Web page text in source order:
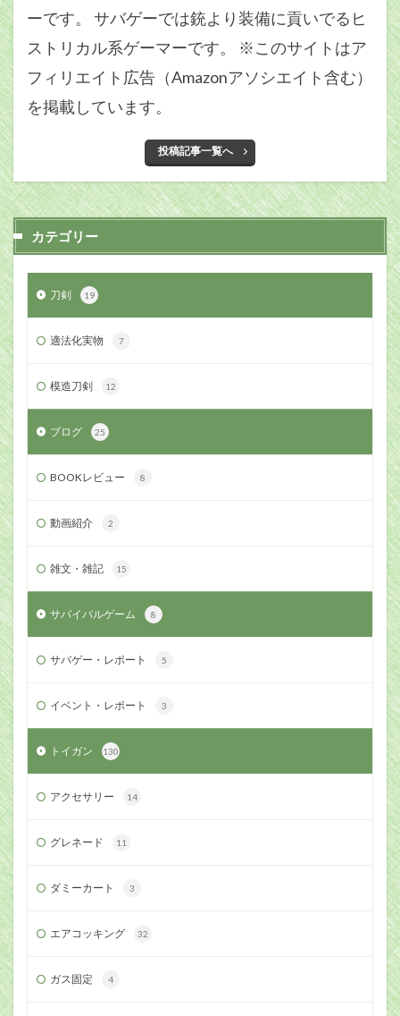
ーです。 サバゲーでは銃より装備に貢いでるヒ
ストリカル系ゲーマーです。 ※このサイトはア
フィリエイト広告（Amazonアソシエイト含む）
を掲載しています。
投稿記事一覧へ
カテゴリー
刀剣 19
適法化実物 7
模造刀剣 12
ブログ 25
BOOKレビュー 8
動画紹介 2
雑文・雑記 15
サバイバルゲーム 8
サバゲー・レポート 5
イベント・レポート 3
トイガン 130
アクセサリー 14
グレネード 11
ダミーカート 3
エアコッキング 32
ガス固定 4